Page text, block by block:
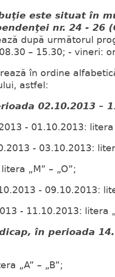
este situat în
nr. 24 - 26
după următorul
– 15.30; - vineri:
în ordine
astfel:
02.10.2013 –
- 01.10.2013: litera
- 03.10.2013:
„M” – „O”;
- 09.10.2013:
- 11.10.2013: litera
în perioada
„A” – „B”;